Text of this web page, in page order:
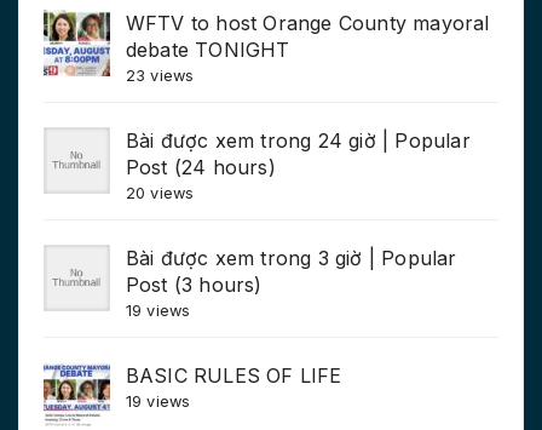
WFTV to host Orange County mayoral
debate TONIGHT
23 views
Bài được xem trong 24 giờ | Popular
Post (24 hours)
20 views
Bài được xem trong 3 giờ | Popular
Post (3 hours)
19 views
BASIC RULES OF LIFE
19 views